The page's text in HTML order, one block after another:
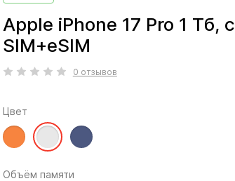
Apple iPhone 17 Pro 1 Тб,
SIM+eSIM
0 отзывов
Цвет
Объём памяти